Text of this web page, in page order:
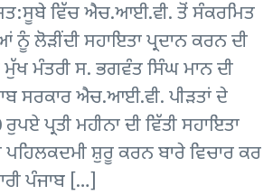
ਵਿੱਚ ਐਚ.ਆਈ.ਵੀ. ਤੋਂ ਸੰਕਰਮਿਤ
ਨੂੰ ਲੋੜੀਂਦੀ ਸਹਾਇਤਾ ਪ੍ਰਦਾਨ ਕਰਨ ਦੀ
ਮੰਤਰੀ ਸ. ਭਗਵੰਤ ਸਿੰਘ ਮਾਨ ਦੀ
ਸਰਕਾਰ ਐਚ.ਆਈ.ਵੀ. ਪੀੜਤਾਂ ਦੇ
ਪ੍ਰਤੀ ਮਹੀਨਾ ਦੀ ਵਿੱਤੀ ਸਹਾਇਤਾ
ਪਹਿਲਕਦਮੀ ਸ਼ੁਰੂ ਕਰਨ ਬਾਰੇ ਵਿਚਾਰ ਕਰ
ਪੰਜਾਬ […]